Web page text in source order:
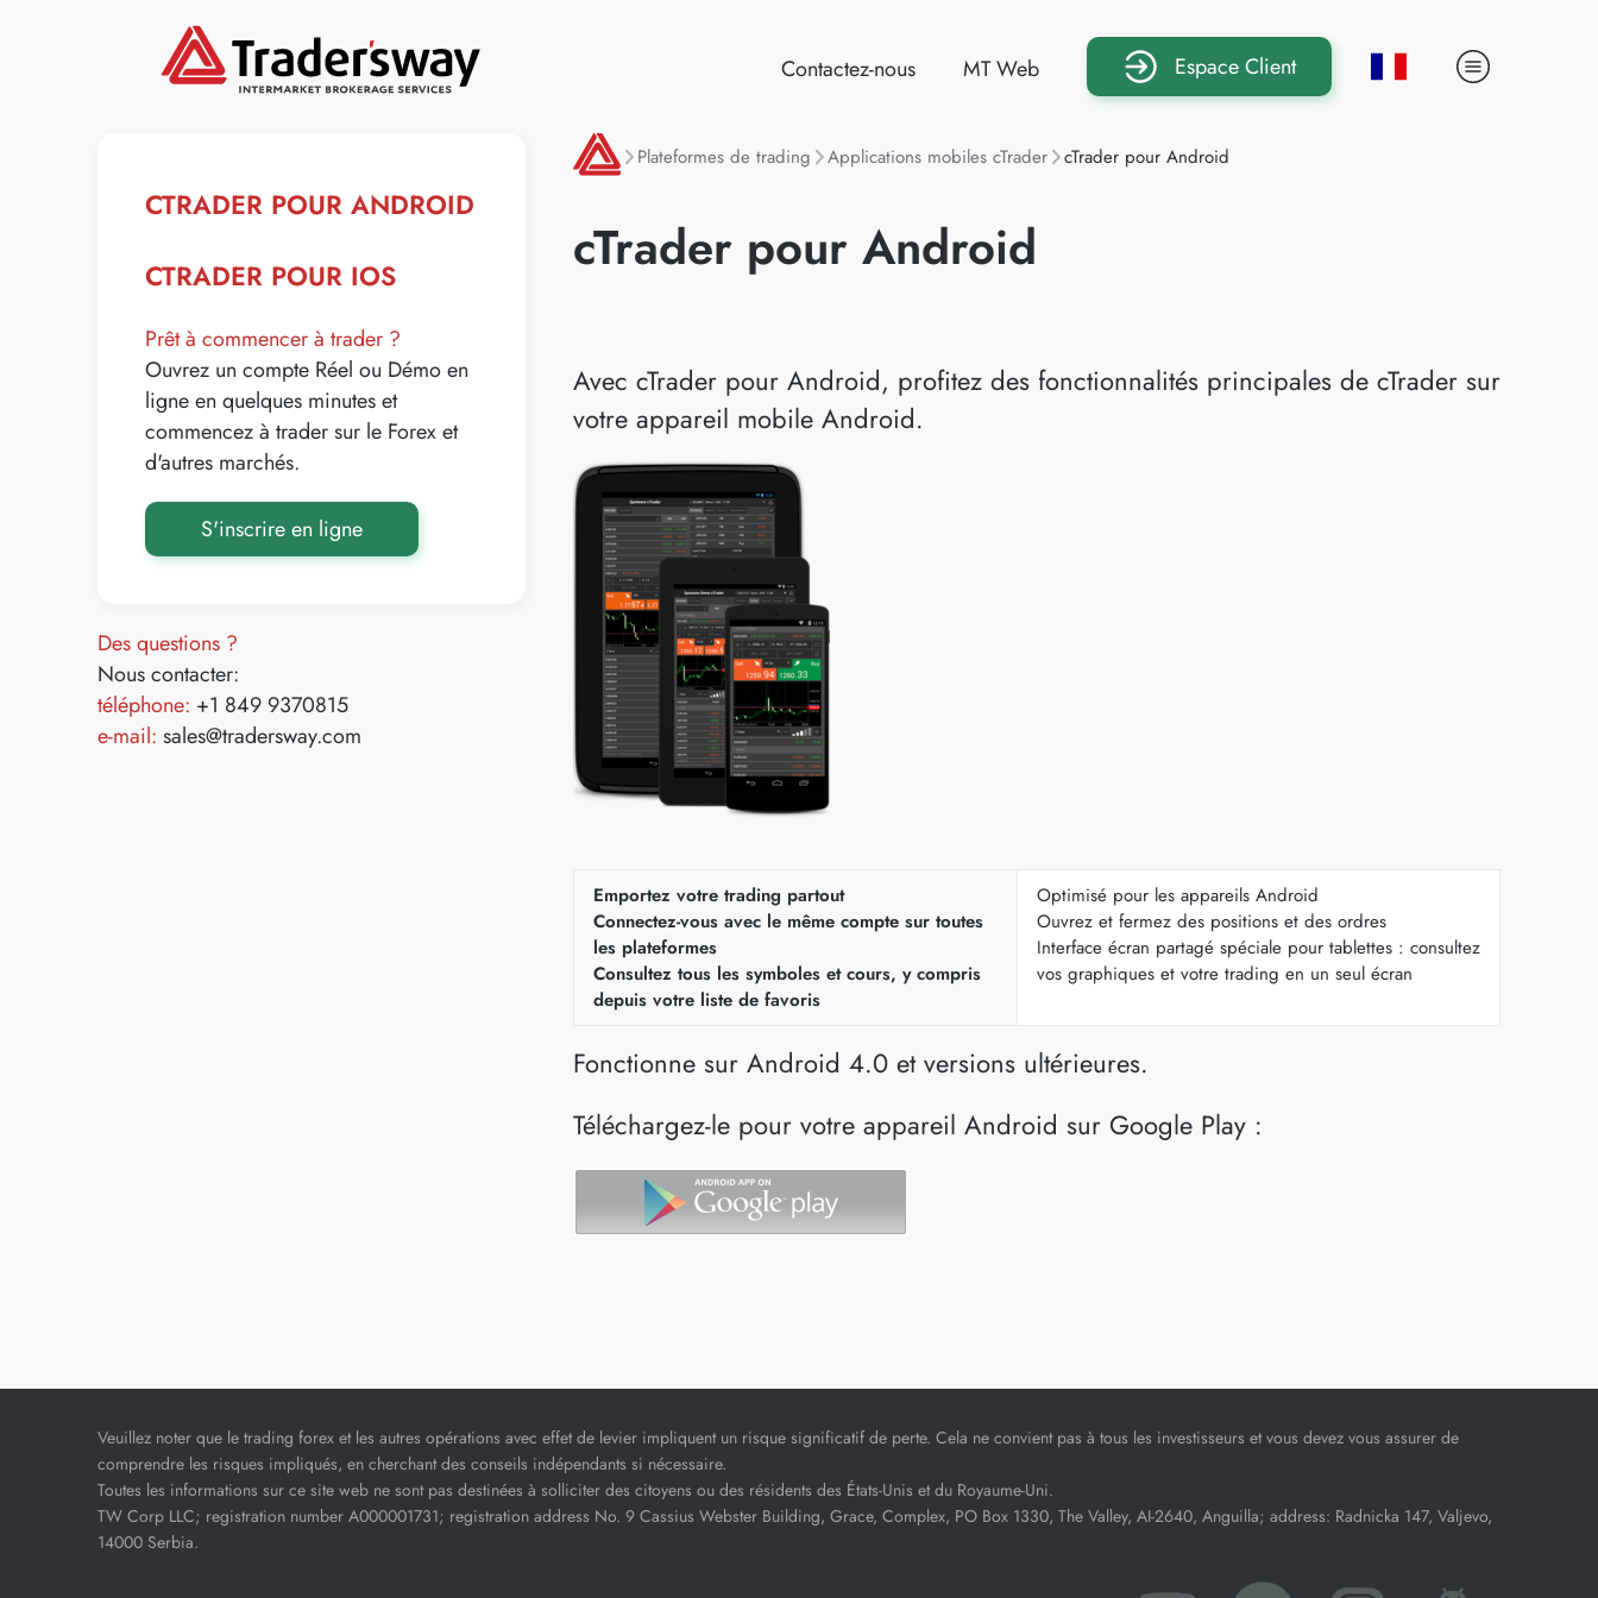
Contactez-nous MT Web Espace Client
CTRADER POUR ANDROID
CTRADER POUR IOS
Prêt à commencer à trader ?
Ouvrez un compte Réel ou Démo en
ligne en quelques minutes et
commencez à trader sur le Forex et
d'autres marchés.
S'inscrire en ligne
Des questions ?
Nous contacter:
téléphone: +1 849 9370815
e-mail: sales@tradersway.com
Plateformes de trading Applications mobiles cTrader cTrader pour Android
cTrader pour Android
Avec cTrader pour Android, profitez des fonctionnalités principales de cTrader sur
votre appareil mobile Android.
Emportez votre trading partout
Connectez-vous avec le même compte sur toutes
les plateformes
Consultez tous les symboles et cours, y compris
depuis votre liste de favoris
Optimisé pour les appareils Android
Ouvrez et fermez des positions et des ordres
Interface écran partagé spéciale pour tablettes : consultez
vos graphiques et votre trading en un seul écran
Fonctionne sur Android 4.0 et versions ultérieures.
Téléchargez-le pour votre appareil Android sur Google Play :
Veuillez noter que le trading forex et les autres opérations avec effet de levier impliquent un risque significatif de perte. Cela ne convient pas à tous les investisseurs et vous devez vous assurer de
comprendre les risques impliqués, en cherchant des conseils indépendants si nécessaire.
Toutes les informations sur ce site web ne sont pas destinées à solliciter des citoyens ou des résidents des États-Unis et du Royaume-Uni.
TW Corp LLC; registration number A000001731; registration address No. 9 Cassius Webster Building, Grace, Complex, PO Box 1330, The Valley, AI-2640, Anguilla; address: Radnicka 147, Valjevo,
14000 Serbia.